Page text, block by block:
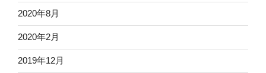
2020年8月
2020年2月
2019年12月